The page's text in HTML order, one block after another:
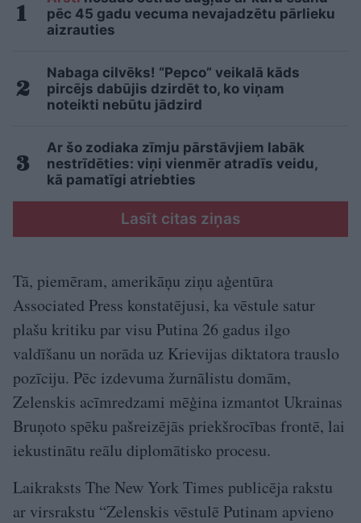
pēc 45 gadu vecuma nevajadzētu pārlieku
aizrauties
Nabaga cilvēks! “Pepco” veikalā kāds
pircējs dabūjis dzirdēt to, ko viņam
noteikti nebūtu jādzird
Ar šo zodiaka zīmju pārstāvjiem labāk
nestrīdēties: viņi vienmēr atradīs veidu,
kā pamatīgi atriebties
Lasīt citas ziņas
Tā, piemēram, amerikāņu ziņu aģentūra
Associated Press konstatējusi, ka vēstule satur
plašu kritiku par visu Putina 26 gadus ilgo
valdīšanu un norāda uz Krievijas diktatora trauslo
pozīciju. Pēc izdevuma žurnālistu domām,
Zelenskis acīmredzami mēģina izmantot Ukrainas
Bruņoto spēku pašreizējās priekšrocības frontē, lai
iekustinātu reālu diplomātisko procesu.
Laikraksts The New York Times publicēja rakstu
ar virsrakstu “Zelenskis vēstulē Putinam apvieno